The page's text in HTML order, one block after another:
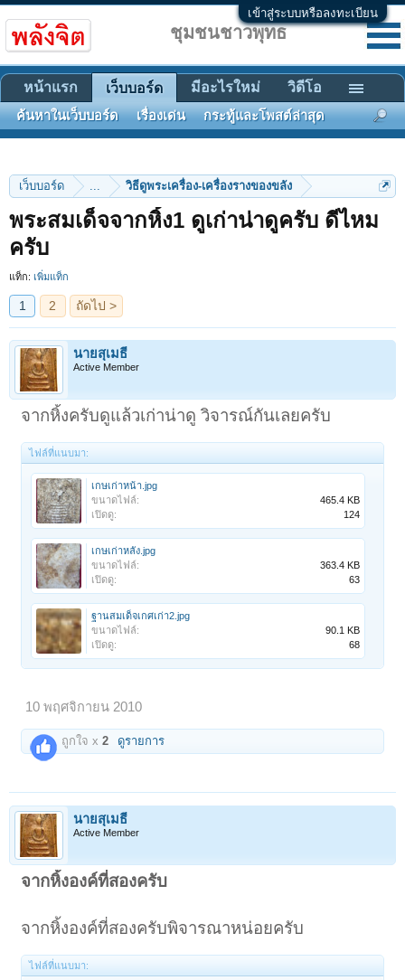
เข้าสู่ระบบหรือลงทะเบียน
เว็บบอร์ด ... วิธีดูพระเครื่อง-เครื่องรางของขลัง
พระสมเด็จจากหิ้ง1 ดูเก่าน่าดูครับ ดีไหม
ครับ
แท็ก: เพิ่มแท็ก
1 2 ถัดไป >
นายสุเมธี
Active Member
จากหิ้งครับดูแล้วเก่าน่าดู วิจารณ์กันเลยครับ
ไฟล์ที่แนบมา:
เกษเก่าหน้า.jpg
ขนาดไฟล์:
465.4 KB
เปิดดู:
124
เกษเก่าหลัง.jpg
ขนาดไฟล์:
363.4 KB
เปิดดู:
63
ฐานสมเด็จเกศเก่า2.jpg
ขนาดไฟล์:
90.1 KB
เปิดดู:
68
10 พฤศจิกายน 2010
ถูกใจ x2 ดูรายการ
นายสุเมธี
Active Member
จากหิ้งองค์ที่สองครับ
จากหิ้งองค์ที่สองครับพิจารณาหน่อยครับ
ไฟล์ที่แนบมา:
ชุมชนชาวพุทธ
หน้าแรก เว็บบอร์ด
ค้นหาในเว็บบอร์ด เรื่องเด่น กระทู้และโพสต์ล่าสุด
มีอะไรใหม่ วิดีโอ